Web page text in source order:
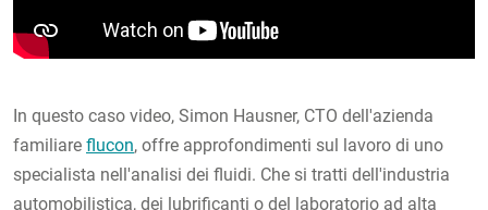
In questo caso video, Simon Hausner, CTO dell'azienda
familiare flucon, offre approfondimenti sul lavoro di uno
specialista nell'analisi dei fluidi. Che si tratti dell'industria
automobilistica, dei lubrificanti o del laboratorio ad alta